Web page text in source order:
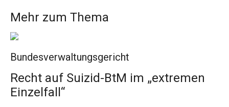
Mehr zum Thema
Bundesverwaltungsgericht
Recht auf Suizid-BtM im „extremen
Einzelfall“